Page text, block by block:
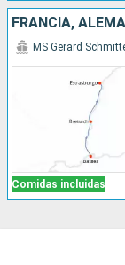
FRANCIA,
Comidas incluidas
MS Gerard